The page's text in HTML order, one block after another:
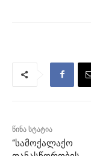
წინა სტატია
“სამოქალაქო